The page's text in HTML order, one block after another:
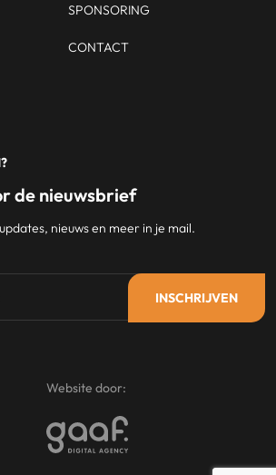
SPONSORING
CONTACT
de nieuwsbrief
nieuws en meer in je mail.
Website door: